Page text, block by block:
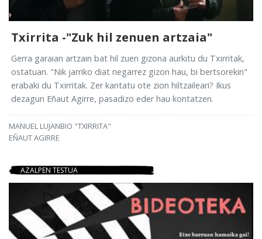
Txirrita -"Zuk hil zenuen artzaia"
Gerra garaian artzain bat hil zuen gizona aurkitu du Txirritak,
ostatuan. "Nik jarriko diat negarrez gizon hau, bi bertsorekin"
erabaki du Txirritak. Zer kantatu ote zion hiltzaileari? Ikus
dezagun Eñaut Agirre, pasadizo eder hau kontatzen.
MANUEL LUJANBIO "TXIRRITA"
EÑAUT AGIRRE
AZALPEN TESTUA